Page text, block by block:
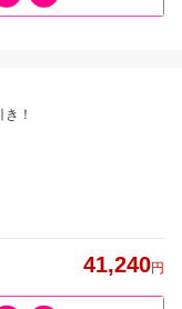
！
41,240円